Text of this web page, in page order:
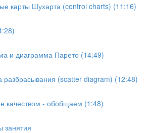
карты Шухарта (control charts) (11:16)
и диаграмма Парето (14:49)
разбрасывания (scatter diagram) (12:48)
качеством - обобщаем (1:48)
занятия